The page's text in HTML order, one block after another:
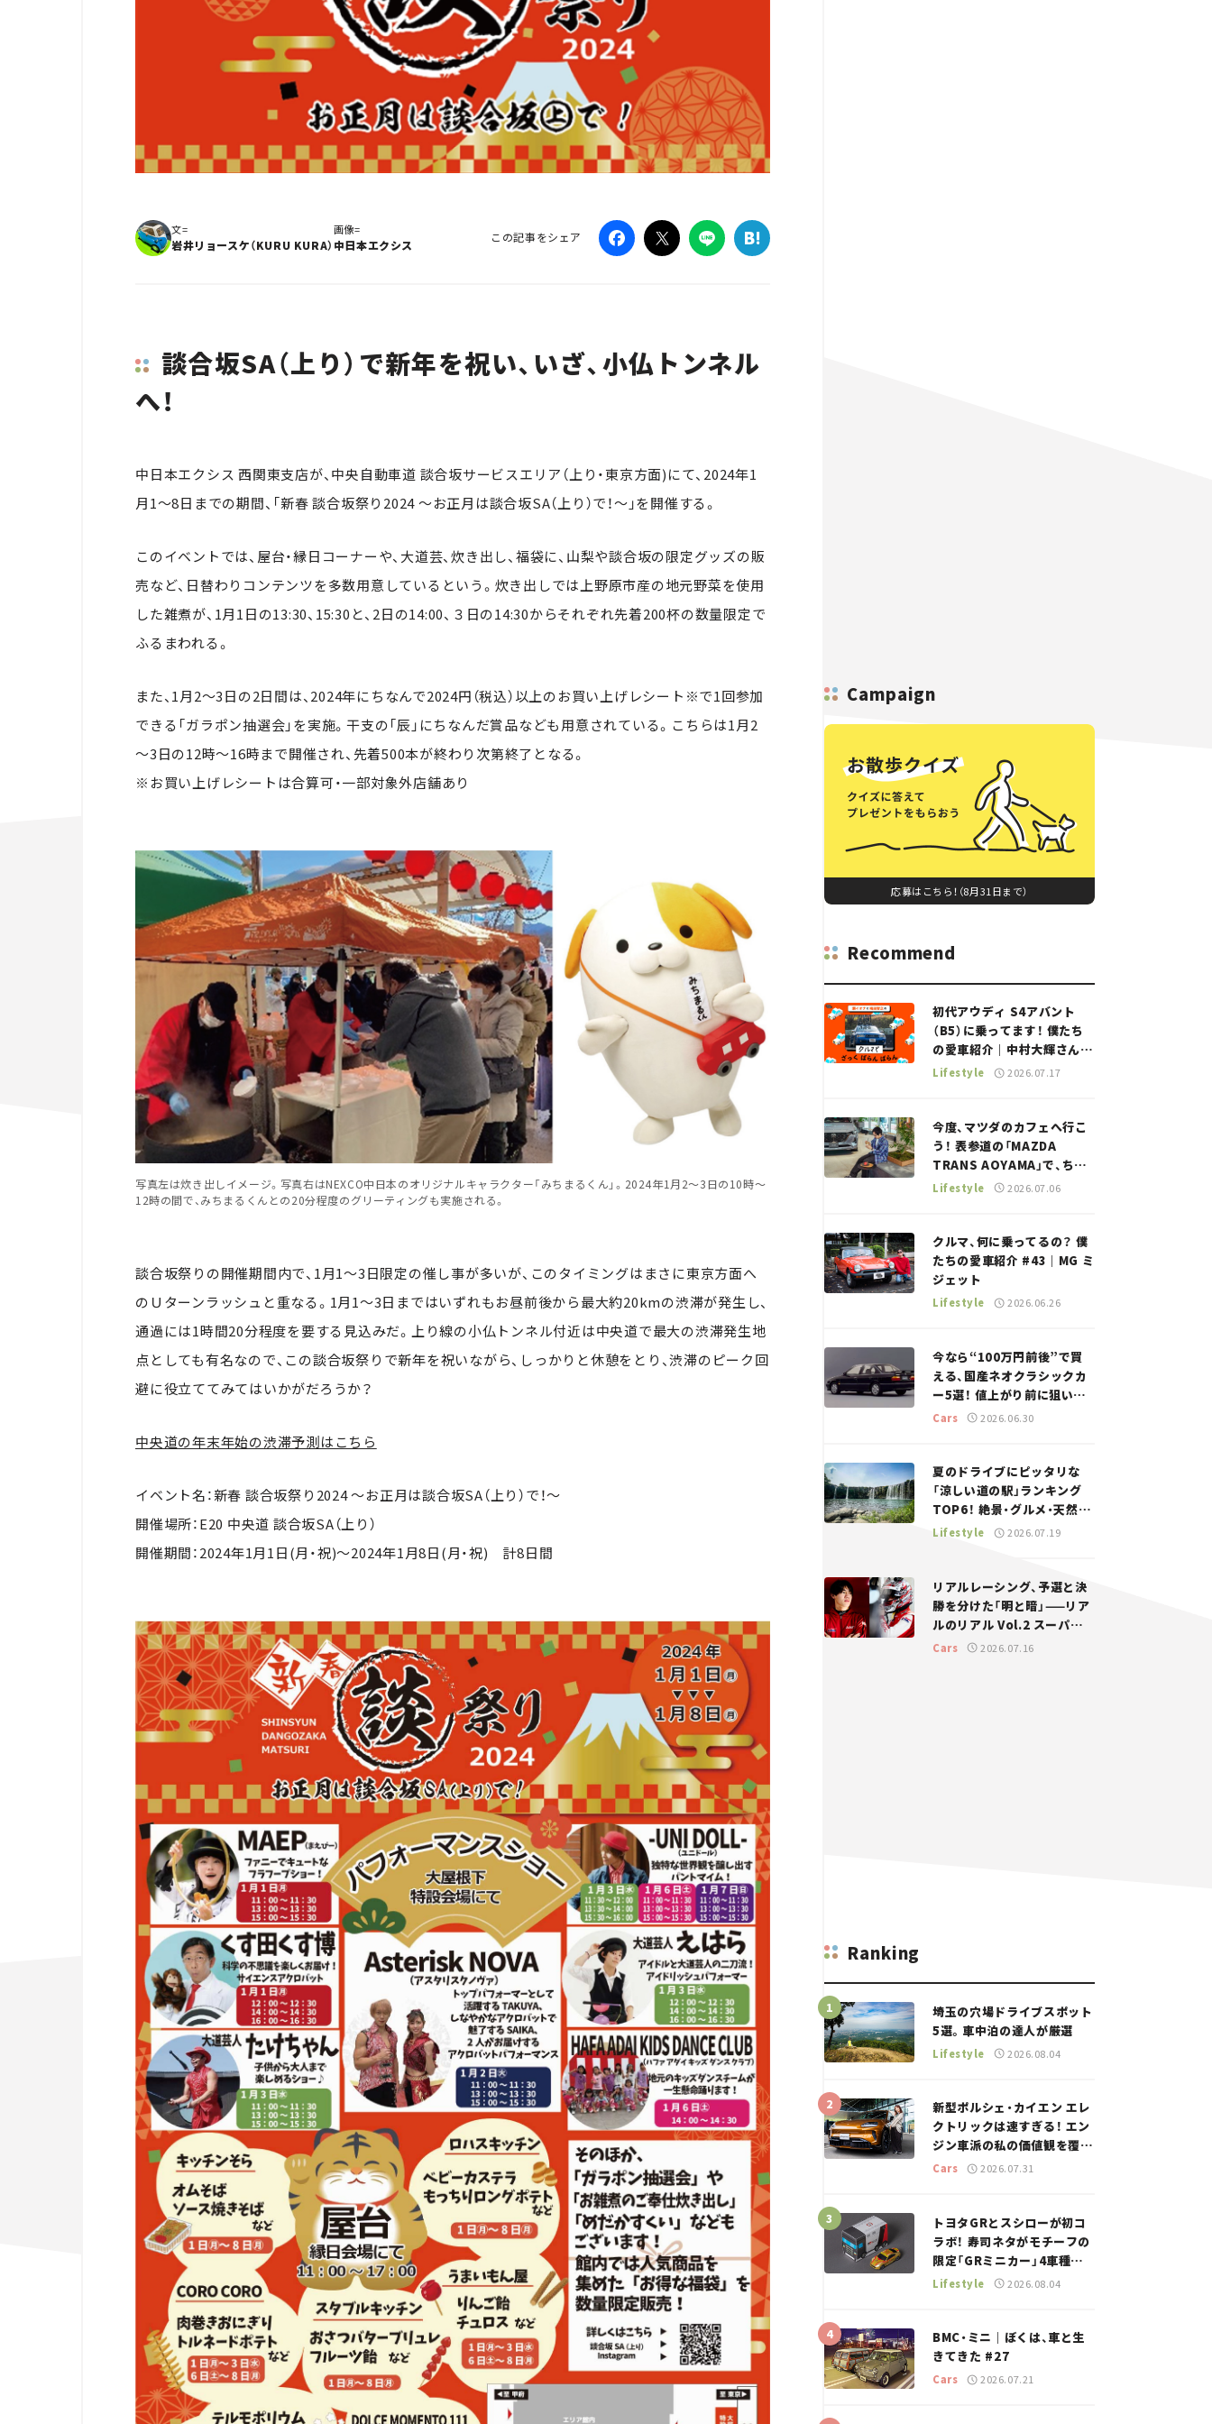
文=
岩井リョースケ（KURU KURA）
画像=
中日本エクシス
この記事をシェア
談合坂SA（上り）で新年を祝い、いざ、小仏トンネル
へ！
中日本エクシス 西関東支店が、中央自動車道 談合坂サービスエリア（上り・東京方面)にて、2024年1
月1～8日までの期間、「新春 談合坂祭り2024 ～お正月は談合坂SA（上り）で！～」を開催する。
このイベントでは、屋台・縁日コーナーや、大道芸、炊き出し、福袋に、山梨や談合坂の限定グッズの販
売など、日替わりコンテンツを多数用意しているという。炊き出しでは上野原市産の地元野菜を使用
した雑煮が、1月1日の13:30、15:30と、2日の14:00、３日の14:30からそれぞれ先着200杯の数量限定で
ふるまわれる。
また、1月2～3日の2日間は、2024年にちなんで2024円（税込）以上のお買い上げレシート※で1回参加
できる「ガラポン抽選会」を実施。干支の「辰」にちなんだ賞品なども用意されている。こちらは1月2
～3日の12時～16時まで開催され、先着500本が終わり次第終了となる。
※お買い上げレシートは合算可・一部対象外店舗あり
写真左は炊き出しイメージ。写真右はNEXCO中日本のオリジナルキャラクター「みちまるくん」。2024年1月2～3日の10時～
12時の間で、みちまるくんとの20分程度のグリーティングも実施される。
談合坂祭りの開催期間内で、1月1～3日限定の催し事が多いが、このタイミングはまさに東京方面へ
のＵターンラッシュと重なる。1月1～3日まではいずれもお昼前後から最大約20kmの渋滞が発生し、
通過には1時間20分程度を要する見込みだ。上り線の小仏トンネル付近は中央道で最大の渋滞発生地
点としても有名なので、この談合坂祭りで新年を祝いながら、しっかりと休憩をとり、渋滞のピーク回
避に役立ててみてはいかがだろうか？
中央道の年末年始の渋滞予測はこちら
イベント名：新春 談合坂祭り2024 ～お正月は談合坂SA（上り）で！～
開催場所：E20 中央道 談合坂SA（上り）
開催期間：2024年1月1日(月・祝)～2024年1月8日(月・祝) 計8日間
Campaign
応募はこちら！（8月31日まで）
Recommend
初代アウディ S4アバント
（B5）に乗ってます！ 僕たち
の愛車紹介｜中村大輝さん
——瀬イオナと嶋田智之の
Lifestyle 2026.07.17
今度、マツダのカフェへ行こ
う！ 表参道の「MAZDA
TRANS AOYAMA」で、ちょ
っとひと息。——連載｜CCG
Lifestyle 2026.07.06
クルマ、何に乗ってるの？ 僕
たちの愛車紹介 #43｜MG ミ
ジェット
Lifestyle 2026.06.26
今なら“100万円前後”で買
える、国産ネオクラシックカ
ー5選！ 値上がり前に狙いた
い、中古車探しをお手伝い――ち
Cars 2026.06.30
夏のドライブにピッタリな
「涼しい道の駅」ランキング
TOP6！ 絶景・グルメ・天然ク
ーラーなど、避暑におすすめ
Lifestyle 2026.07.19
リアルレーシング、予選と決
勝を分けた「明と暗」——リア
ルのリアル Vol.2 スーパー
GT 2026開幕戦 岡山国際サ
Cars 2026.07.16
Ranking
埼玉の穴場ドライブスポット
5選。車中泊の達人が厳選
Lifestyle 2026.08.04
新型ポルシェ・カイエン エレ
クトリックは速すぎる！ エン
ジン車派の私の価値観を覆し
た、新しいポルシェの走り。
Cars 2026.07.31
トヨタGRとスシローが初コ
ラボ！ 寿司ネタがモチーフの
限定「GRミニカー」4車種が
登場。入手方法は？【クルマ
Lifestyle 2026.08.04
BMC・ミニ｜ぼくは、車と生
きてきた #27
Cars 2026.07.21